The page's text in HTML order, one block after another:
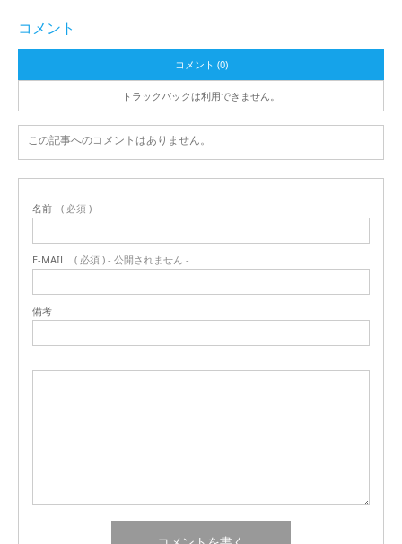
コメント
コメント (0)
トラックバックは利用できません。
この記事へのコメントはありません。
名前 ( 必須 )
E-MAIL ( 必須 ) - 公開されません -
備考